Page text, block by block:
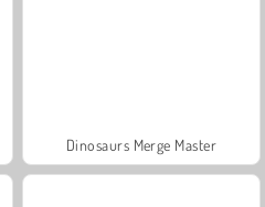
Dinosaurs Merge Master